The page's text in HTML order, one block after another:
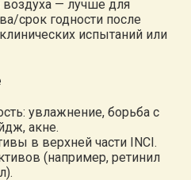
воздуха — лучше для
срок годности после
испытаний или
увлажнение, борьба с
акне.
в верхней части INCI.
(например, ретинил